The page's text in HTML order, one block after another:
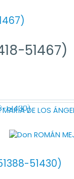
51467)
51430)